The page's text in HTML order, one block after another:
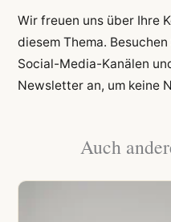
Wir freuen uns über Ihre
diesem Thema.
Social-Media-Kanälen
Newsletter an, um keine
Auch